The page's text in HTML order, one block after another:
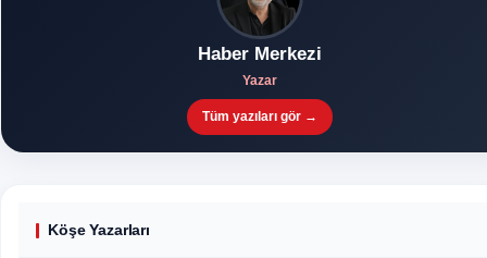
Haber Merkezi
Yazar
Tüm yazıları gör →
Köşe Yazarları